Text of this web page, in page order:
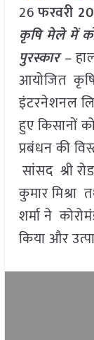
26फरवरी
कृषि मेले में
पुरस्कार –
आयोजित
इंटरनेशनल
हुए किसानों
प्रबंधन की
सांसद श्री
कुमार मिश्रा
शर्मा ने
किया और